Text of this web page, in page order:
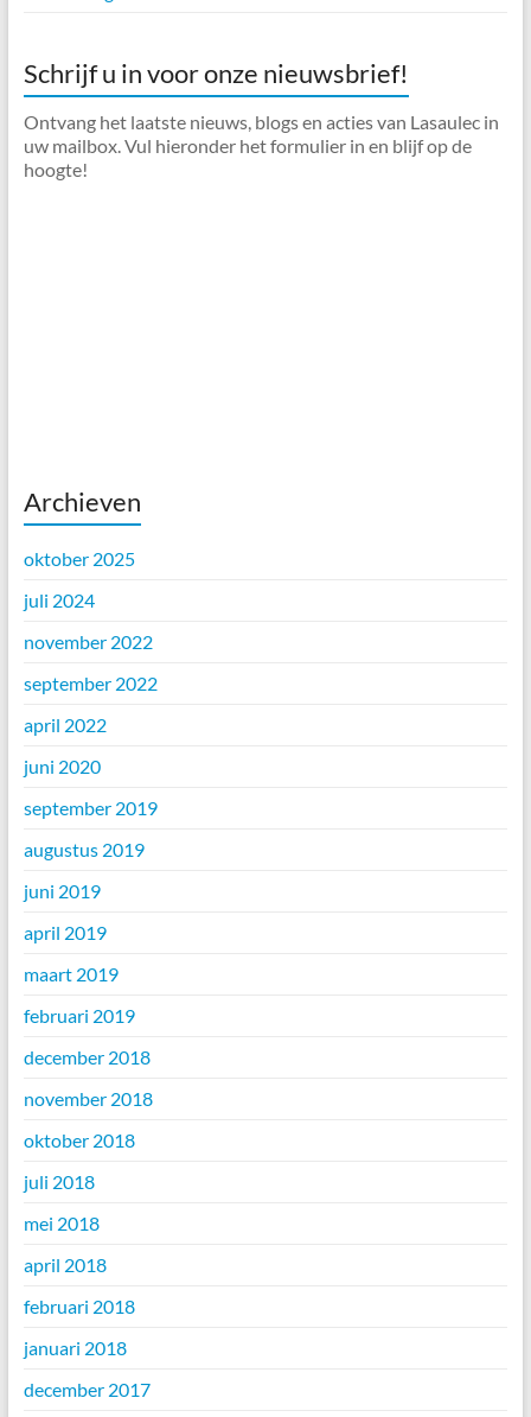
Schrijf u in voor onze nieuwsbrief!
Ontvang het laatste nieuws, blogs en acties van Lasaulec in
uw mailbox. Vul hieronder het formulier in en blijf op de
hoogte!
Archieven
oktober 2025
juli 2024
november 2022
september 2022
april 2022
juni 2020
september 2019
augustus 2019
juni 2019
april 2019
maart 2019
februari 2019
december 2018
november 2018
oktober 2018
juli 2018
mei 2018
april 2018
februari 2018
januari 2018
december 2017